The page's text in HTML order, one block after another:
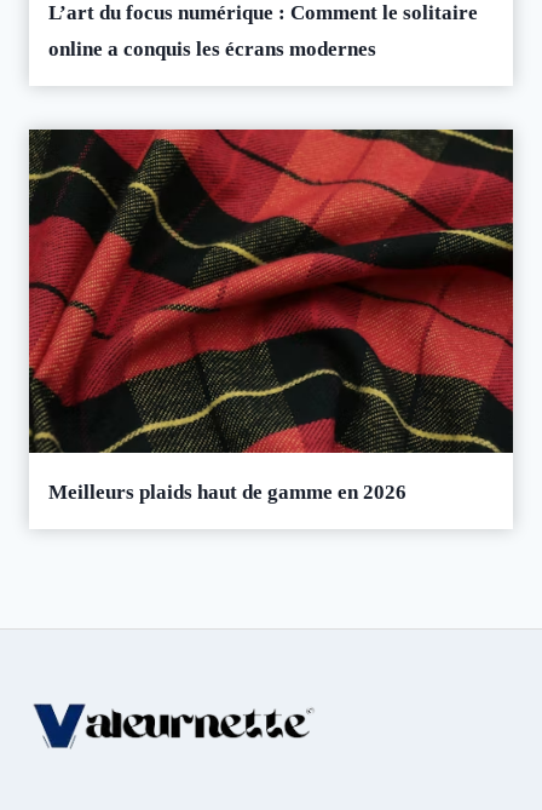
L’art du focus numérique : Comment le solitaire
online a conquis les écrans modernes
Meilleurs plaids haut de gamme en 2026